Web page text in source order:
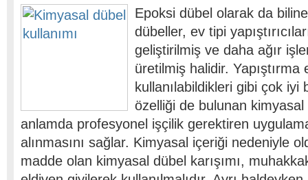
Epoksi dübel olarak da
dübeller, ev tipi
geliştirilmiş ve daha ağır
üretilmiş halidir. Yapıştırma
kullanılabildikleri gibi çok
özelliği de bulunan
anlamda profesyonel işçilik gerektiren
alınmasını sağlar. Kimyasal içeriği nedeniyle
madde olan kimyasal dübel karışımı,